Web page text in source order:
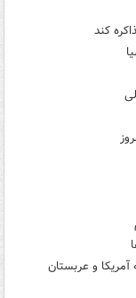
کند
و عربستان